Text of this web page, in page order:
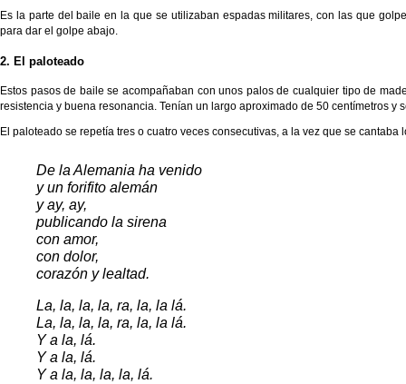
Es la parte del baile en la que se utilizaban espadas militares, con las que
para dar el golpe abajo.
2. El paloteado
Estos pasos de baile se acompañaban con unos palos de cualquier tipo de
resistencia y buena resonancia. Tenían un largo aproximado de 50 centímetros y
El paloteado se repetía tres o cuatro veces consecutivas, a la vez que se cantaba
De la Alemania ha venido
y un forifito alemán
y ay, ay,
publicando la sirena
con amor,
con dolor,
corazón y lealtad.
La, la, la, la, ra, la, la lá.
La, la, la, la, ra, la, la lá.
Y a la, lá.
Y a la, lá.
Y a la, la, la, la, lá.